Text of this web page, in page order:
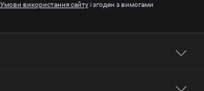
Умови використання сайтуі згоден з вимогами